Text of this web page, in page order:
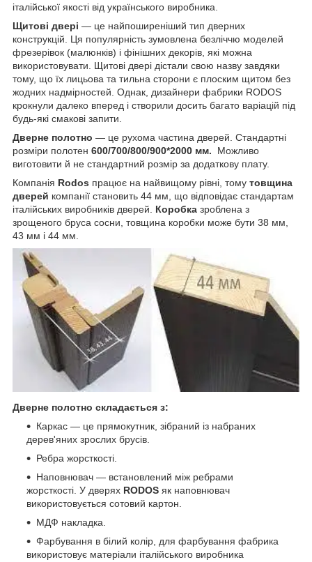
італійської якості від українського виробника.
Щитові двері — це найпоширеніший тип дверних
конструкцій. Ця популярність зумовлена безліччю моделей
фрезерівок (малюнків) і фінішних декорів, які можна
використовувати. Щитові двері дістали свою назву завдяки
тому, що їх лицьова та тильна сторони є плоским щитом без
жодних надмірностей. Однак, дизайнери фабрики RODOS
крокнули далеко вперед і створили досить багато варіацій під
будь-які смакові запити.
Дверне полотно — це рухома частина дверей. Стандартні
розміри полотен 600/700/800/900*2000 мм. Можливо
виготовити й не стандартний розмір за додаткову плату.
Компанія Rodos працює на найвищому рівні, тому товщина
дверей компанії становить 44 мм, що відповідає стандартам
італійських виробників дверей. Коробка зроблена з
зрощеного бруса сосни, товщина коробки може бути 38 мм,
43 мм і 44 мм.
Дверне полотно складається з:
Каркас — це прямокутник, зібраний із набраних
дерев'яних зрослих брусів.
Ребра жорсткості.
Наповнювач — встановлений між ребрами
жорсткості. У дверях RODOS як наповнювач
використовується сотовий картон.
МДФ накладка.
Фарбування в білий колір, для фарбування фабрика
використовує матеріали італійського виробника